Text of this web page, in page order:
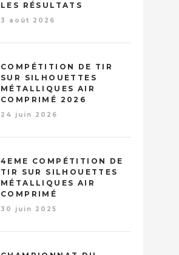
LES RÉSULTATS
3 août 2026
COMPÉTITION DE TIR
SUR SILHOUETTES
MÉTALLIQUES AIR
COMPRIMÉ 2026
24 juin 2026
4EME COMPÉTITION DE
TIR SUR SILHOUETTES
MÉTALLIQUES AIR
COMPRIMÉ
30 juin 2025